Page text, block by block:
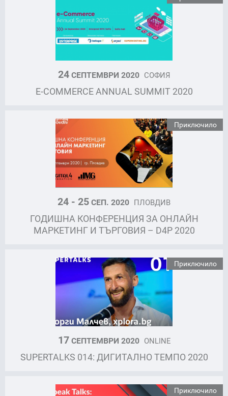
24СЕПТЕМВРИ 2020 СОФИЯ
E-COMMERCE ANNUAL SUMMIT 2020
Приключило
24 - 25СЕП. 2020 ПЛОВДИВ
ГОДИШНА КОНФЕРЕНЦИЯ ЗА ОНЛАЙН
МАРКЕТИНГ И ТЪРГОВИЯ – D4P 2020
Приключило
17СЕПТЕМВРИ 2020 ONLINE
SUPERTALKS 014: ДИГИТАЛНО ТЕМПО 2020
Приключило